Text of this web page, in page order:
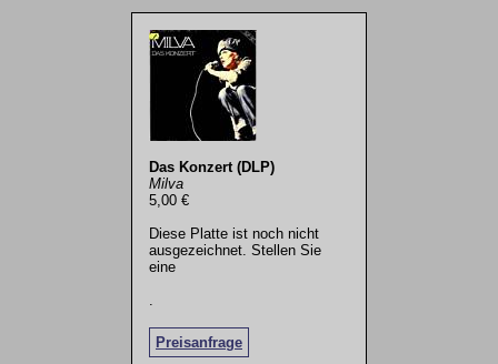
Das Konzert (DLP)
Milva
5,00 €
Diese Platte ist noch nicht
ausgezeichnet. Stellen Sie
eine
Preisanfrage
.